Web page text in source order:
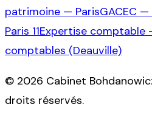
patrimoine — ParisGACEC
Paris 11Expertise comptable
comptables (Deauville)
© 2026 Cabinet
droits réservés.